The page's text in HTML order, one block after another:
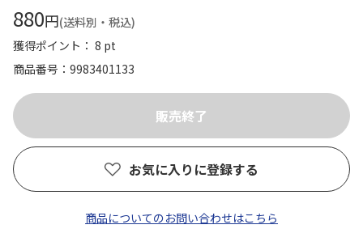
880円(送料別・税込)
獲得ポイント： 8 pt
商品番号
9983401133
お気に入りに登録する
商品についてのお問い合わせはこちら